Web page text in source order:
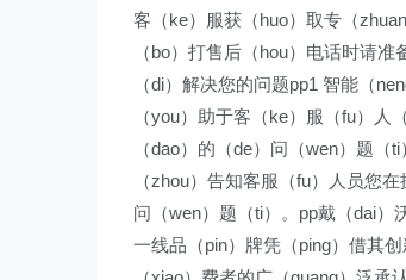
客（ke）服获（huo）取专（
（bo）打售后（hou）电话时请
（di）解决您的问题pp1 智能（
（you）助于客（ke）服（fu）
（dao）的（de）问（wen）题
（zhou）告知客服（fu）人员您
问（wen）题（ti）。pp戴（dai）
一线品（pin）牌凭（ping）借其